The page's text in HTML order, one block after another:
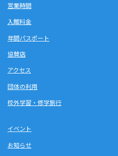
営業時間
入館料金
年間パスポート
協賛店
アクセス
団体の利用
校外学習・修学旅行
イベント
お知らせ